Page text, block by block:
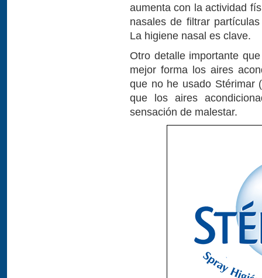
aumenta con la actividad
nasales de filtrar
La higiene nasal es clave.
Otro detalle importante
mejor forma los aires
que no he usado Stérimar
que los aires
sensación de malestar.